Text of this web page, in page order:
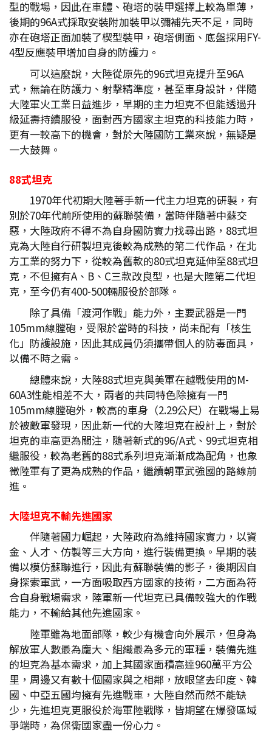
型的戰場，因此在車體、砲塔的裝甲選擇上較為單薄，
後期的96A式採取安裝附加裝甲以彌補先天不足，同時
亦在砲塔正面加裝了楔型裝甲，砲塔側面、底盤採用FY-
4型反應裝甲增加自身的防護力。
可以這麼說，大陸從原先的96式坦克提升至96A
式，無論在防護力、射擊精準度，甚至車身設計，伴隨
大陸軍火工業日益進步，早期的主力坦克不但能透過升
級延壽持續服役，面對西方國家主坦克的科技能力時，
更有一較高下的機會，對於大陸國防工業來說，無疑是
一大鼓舞。
88式坦克
1970年代初期大陸著手新一代主力坦克的研製，有
別於70年代前所使用的蘇聯裝備，當時伴隨著中蘇交
惡，大陸政府不得不為自身國防實力找尋出路，88式坦
克為大陸自行研製坦克後較為成熟的第二代作品，在北
方工業的努力下，從較為舊款的80式坦克延伸至88式坦
克，不但擁有A、B、C三款改良型，也是大陸第二代坦
克，至今仍有400-500輛服役於部隊。
除了具備「渡河作戰」能力外，主要武器是一門
105mm線膛砲，受限於當時的科技，尚未配有「核生
化」防護設施，因此其成員仍須攜帶個人的防毒面具，
以備不時之需。
總體來說，大陸88式坦克與美軍在越戰使用的M-
60A3性能相差不大，兩者的共同特色除擁有一門
105mm線膛砲外，較高的車身（2.29公尺）在戰場上易
於被敵軍發現，因此新一代的大陸坦克在設計上，對於
坦克的車高更為關注，隨著新式的96/A式、99式坦克相
繼服役，較為老舊的88式系列坦克漸漸成為配角，也象
徵陸軍有了更為成熟的作品，繼續朝軍武強國的路線前
進。
大陸坦克不輸先進國家
伴隨著國力崛起，大陸政府為維持國家實力，以資
金、人才、仿製等三大方向，進行裝備更換。早期的裝
備以模仿蘇聯進行，因此有蘇聯裝備的影子，後期因自
身探索軍武，一方面吸取西方國家的技術，二方面為符
合自身戰場需求，陸軍新一代坦克已具備較強大的作戰
能力，不輸給其他先進國家。
陸軍雖為地面部隊，較少有機會向外展示，但身為
解放軍人數最為龐大、組織最為多元的軍種，裝備先進
的坦克為基本需求，加上其國家面積高達960萬平方公
里，周邊又有數十個國家與之相鄰，放眼望去印度、韓
國、中亞五國均擁有先進戰車，大陸自然而然不能缺
少，先進坦克更服役於海軍陸戰隊，皆期望在爆發區域
爭端時，為保衛國家盡一份心力。